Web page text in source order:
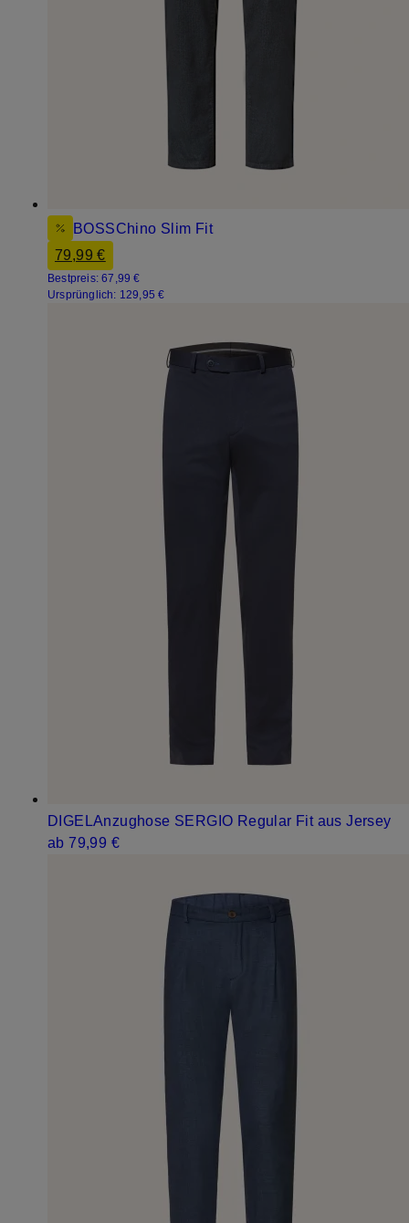
BOSSChino Slim Fit
79,99 €
Bestpreis:67,99 €
Ursprünglich: 129,95 €
DIGELAnzughose SERGIO Regular Fit aus Jersey
ab 79,99 €